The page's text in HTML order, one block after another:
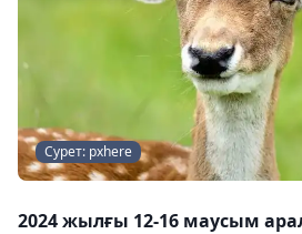
Сурет: pxhere
2024 жылғы 12-16 маусым